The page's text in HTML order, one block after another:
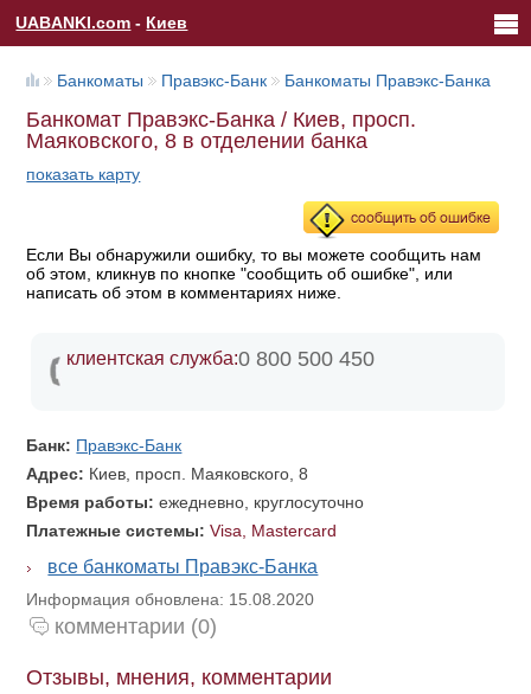
UABANKI.com - Киев
Банкоматы Правэкс-Банк Банкоматы Правэкс-Банка
Банкомат Правэкс-Банка / Киев, просп.
Маяковского, 8 в отделении банка
показать карту
Если Вы обнаружили ошибку, то вы можете сообщить нам
об этом, кликнув по кнопке "сообщить об ошибке", или
написать об этом в комментариях ниже.
клиентская служба:0 800 500 450
Банк: Правэкс-Банк
Адрес: Киев, просп. Маяковского, 8
Время работы:ежедневно, круглосуточно
Платежные системы:Visa, Mastercard
все банкоматы Правэкс-Банка
Информация обновлена: 15.08.2020
комментарии (0)
Отзывы, мнения, комментарии